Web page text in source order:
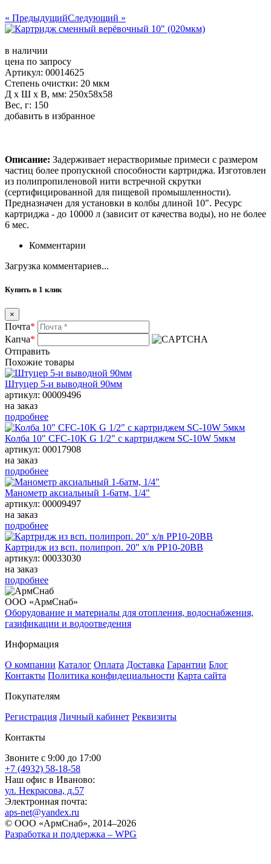
« ПредыдущийСледующий »
в наличии
цена по запросу
Артикул: 00014625
Степень очистки: 20 мкм
Д х Ш х В, мм: 250х58х58
Вес, г: 150
добавить в избранное
Описание: Задерживает нерастворимые примеси с размером
частиц более пропускной способности картриджа. Изготовлен
из полипропиленовой нити встречной скрутки
(сертифицированной для пищевой промышленности).
Предназначен для установки в колбы длиной 10". Ресурс
картриджа - до 10000 л (зависит от качества воды), но не более
6 мес.
Комментарии
Загрузка комментариев...
Купить в 1 клик
×
Почта*
Капча*
Отправить
Похожие товары
Штуцер 5-и выводной 90мм
артикул: 00009496
на заказ
подробнее
Колба 10" CFC-10K G 1/2" с картриджем SC-10W 5мкм
артикул: 00017908
на заказ
подробнее
Манометр аксиальный 1-6атм, 1/4"
артикул: 00009497
на заказ
подробнее
Картридж из всп. полипроп. 20" х/в РР10-20ВВ
артикул: 00033030
на заказ
подробнее
ООО «АрмСнаб»
Оборудование и материалы для отопления, водоснабжения,
газификации и водоотведения
Информация
О компании Каталог Оплата Доставка Гарантии Блог
Контакты Политика конфидециальности Карта сайта
Покупателям
Регистрация Личный кабинет Реквизиты
Контакты
Звоните с 9:00 до 17:00
+7 (4932) 58-18-58
Наш офис в Иваново:
ул. Некрасова, д.57
Электронная почта:
aps-net@yandex.ru
© ООО «АрмСнаб», 2014–2026
Разработка и поддержка – WPG